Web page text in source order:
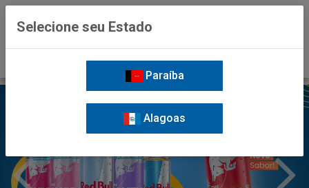
Selecione seu Estado
Paraíba
Alagoas